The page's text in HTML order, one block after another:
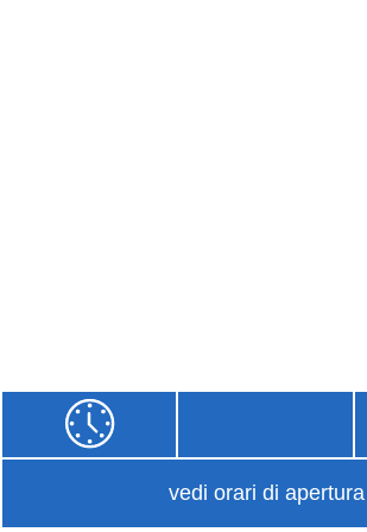
vedi orari di apertura